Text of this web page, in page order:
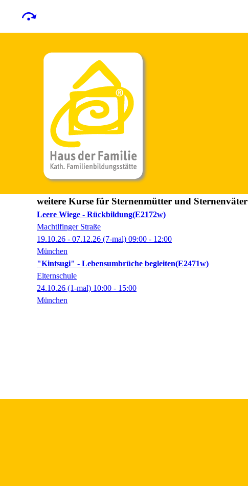
weitere Kurse für Sternenmütter und Sternenväter
Leere Wiege - Rückbildung E2172w
Machtlfinger Straße
19.10.26 - 07.12.26 (7-mal) 09:00 - 12:00
München
"Kintsugi" - Lebensumbrüche begleiten E2471w
Elternschule
24.10.26 (1-mal) 10:00 - 15:00
München